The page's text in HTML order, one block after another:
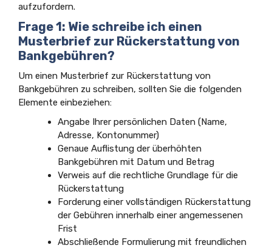
aufzufordern.
Frage 1: Wie schreibe ich einen
Musterbrief zur Rückerstattung von
Bankgebühren?
Um einen Musterbrief zur Rückerstattung von
Bankgebühren zu schreiben, sollten Sie die folgenden
Elemente einbeziehen:
Angabe Ihrer persönlichen Daten (Name,
Adresse, Kontonummer)
Genaue Auflistung der überhöhten
Bankgebühren mit Datum und Betrag
Verweis auf die rechtliche Grundlage für die
Rückerstattung
Forderung einer vollständigen Rückerstattung
der Gebühren innerhalb einer angemessenen
Frist
Abschließende Formulierung mit freundlichen